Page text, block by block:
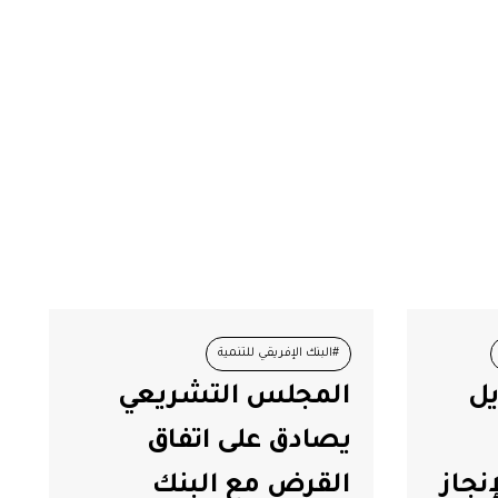
#البنك الإفريقي للتنمية
#المجلس التشريعي #منظومة الحبوب
المجلس التشريعي
يصادق على اتفاق
القرض مع البنك